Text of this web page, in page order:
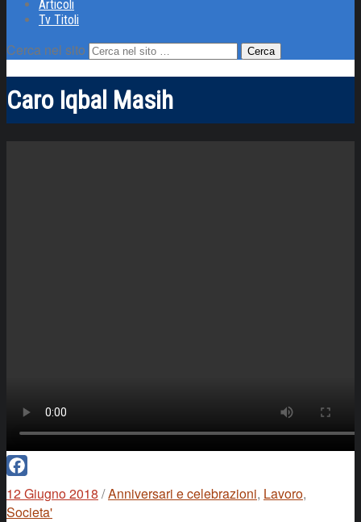
Articoli
Tv Titoli
Cerca nel sito
Caro Iqbal Masih
Facebook
12 Giugno 2018 /Anniversari e celebrazioni, Lavoro,
Societa'